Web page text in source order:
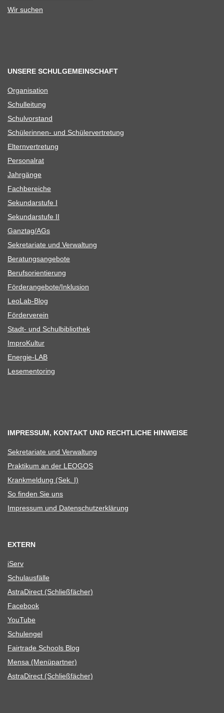
Wir suchen
UNSERE SCHULGEMEINSCHAFT
Orga­ni­sa­tion
Schul­lei­tung
Schul­vor­stand
Schü­le­rin­nen- und Schülervertretung
Eltern­ver­tre­tung
Per­so­nal­rat
Jahr­gänge
Fach­be­rei­che
Sekun­dar­stufe I
Sekun­dar­stufe II
Ganztag/​​AGs
Sekre­ta­riate und Verwaltung
Bera­tungs­an­ge­bote
Berufs­ori­en­tie­rung
Förderangebote/​​Inklusion
Leo­Lab-Blog
För­der­ver­ein
Stadt- und Schulbibliothek
Impro­Kul­tur
Ener­­gie-LAB
Lese­men­to­ring
IMPRESSUM, KONTAKT UND RECHTLICHE HINWEISE
Sekre­ta­riate und Verwaltung
Prak­ti­kum an der LEOGOS
Krank­mel­dung (Sek. I)
So fin­den Sie uns
Impres­sum und Datenschutzerklärung
EXTERN
iServ
Schul­aus­fälle
Astra­Di­rect (Schließ­fä­cher)
Face­book
You­Tube
Schul­en­gel
Fair­trade Schools Blog
Mensa (Menü­part­ner)
Astra­Di­rect (Schließ­fä­cher)